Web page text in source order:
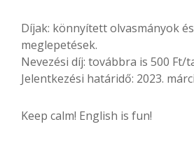
Díjak: könnyített olvasmányok
meglepetések.
Nevezési díj: továbbra is 500 Ft/
Jelentkezési határidő: 2023.
Keep calm! English is fun!